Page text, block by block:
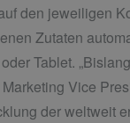
den jeweiligen
Zutaten
Tablet.
Vice
der weltweit